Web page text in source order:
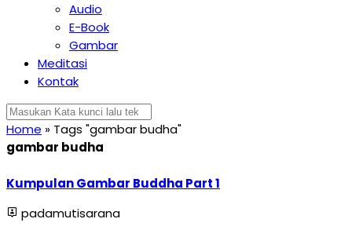
Audio
E-Book
Gambar
Meditasi
Kontak
Home » Tags "gambar budha"
gambar budha
Kumpulan Gambar Buddha Part 1
padamutisarana